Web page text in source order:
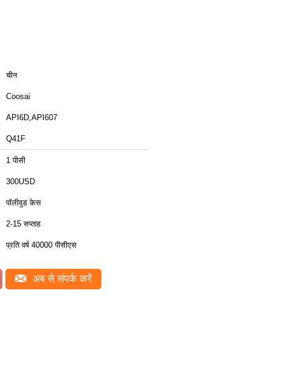
चीन
Coosai
API6D,API607
Q41F
1 पीसी
300USD
पॉलीवुड केस
2-15 सप्ताह
प्रति वर्ष 40000 पीसीएस
अब से संपर्क करें